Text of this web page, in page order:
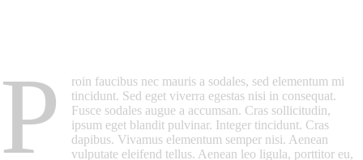
P
roin faucibus nec mauris a sodales, sed elementum mi
tincidunt. Sed eget viverra egestas nisi in consequat.
Fusce sodales augue a accumsan. Cras sollicitudin,
ipsum eget blandit pulvinar. Integer tincidunt. Cras
dapibus. Vivamus elementum semper nisi. Aenean
vulputate eleifend tellus. Aenean leo ligula, porttitor eu,